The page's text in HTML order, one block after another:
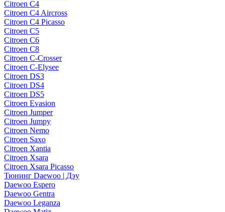
Citroen C4
Citroen C4 Aircross
Citroen C4 Picasso
Citroen C5
Citroen C6
Citroen C8
Citroen C-Crosser
Citroen C-Elysee
Citroen DS3
Citroen DS4
Citroen DS5
Citroen Evasion
Citroen Jumper
Citroen Jumpy
Citroen Nemo
Citroen Saxo
Citroen Xantia
Citroen Xsara
Citroen Xsara Picasso
Тюнинг Daewoo | Дэу
Daewoo Espero
Daewoo Gentra
Daewoo Leganza